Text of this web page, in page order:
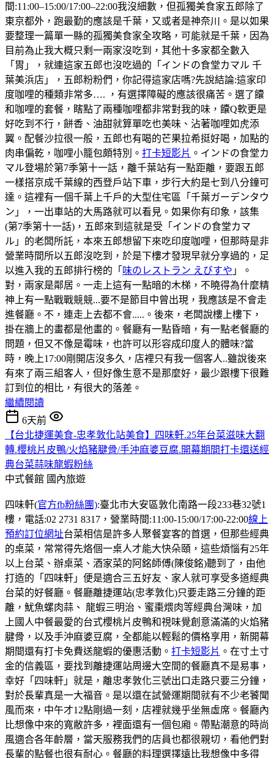
間:11:00–15:00/17:00–22:00我沒細數，但孤獨美食家五郎除了
東京都外，跑最勤的應該是千葉，又或者是神奈川。是以如果
要整理一篇單一縣的孤獨美食家全攻略，可能就是千葉，因為
目前為止我大概只剩一兩家沒吃到，其他十多家都全數入
「胃」，就連這家五郎也沒吃過的「インドの食堂カマル 千
葉美浜店」，五郎粉粉們，你記得這家店嗎?先說結論:這家印
度咖哩的種類非常多…. ，有選擇障礙的應該很痛苦。選了饢
和咖哩的套餐，瞎點了兩種咖哩都非常對我的味，饢Q軟更是
好吃到不行，餅香、油甜就算單吃也美味、沾著咖哩如虎添
翼。配餐沙拉很一般，五郎也有喝的芒果拉希挺好喝，加點的
肉串偏乾，咖哩小籠包頗特別。 打卡短影片 。インドの食堂カ
マル登場於第7季第十一話，離千葉站有一點距離，要跟五郎
一樣搭京成千葉線的西登戶站下車，步行大約是七到八分鐘可
達。這裡有一個千葉上千戶的大型住宅區「千葉ガーデンタウ
ン」，一出車站的大馬路就可以看見。如果你有印象，該集
(第7季第十一話)，五郎來到這就是受「インドの食堂カマ
ル」的老闆所託，本來五郎想留下來吃印度咖哩，但那時是非
營業時間所以五郎沒吃到，於是下樓才發現早就分享過的，足
以進入我的五郎排行榜的「 味のレストラン えびすや 」。
對，兩家是鄰居。一走上這有一點暗的木梯，不曉得為什麼精
神上有一點戰戰競競...要不是節目中曾出現，我應該是不會走
進餐廳。不，連走上去都不會.....。後來，老闆說樓上樓下，
掛在牆上的畫都是他畫的。餐廳有一點昏暗，有一點老餐廳的
問題，但又不像是霉味，也許可以形容成印度人的體味?當
時，晚上17:00剛開店沒多久，店裡只有我一個客人..雖說後來
有來了兩三組客人，但好像生意不是那麼好，最少跟樓下很難
訂到位的相比，有很大的落差。
繼續閱讀
6天前
【台北捷運美食-忠孝敦化站美食】四味軒.25年台菜滋味大翻
轉.櫻桃片皮鴨/火焰豬腱骨/手沖麻婆豆腐.開幕期間打卡還送經
典台菜蒜味龍蝦粉絲
中式餐館 國內旅遊
四味軒(官方fb粉絲團):臺北市大安區敦化南路一段233巷32號1
樓，電話:02 2731 8317，營業時間:11:00-15:00/17:00-22:00線上
預約訂位網址台菜相信是許多人聚餐宴客的首選，但那些經典
的桌菜，常常得先烙個一桌人才能大快朵頤，這些煩惱有25年
以上台菜、辦桌菜、酒家菜的阿銘師傅(陳俊銘)聽到了，由他
打造的「四味軒」便是適合三五好友、家人就可享受多道經典
台菜的好餐廳。餐廳離捷運站(忠孝敦化)只要走路三分鐘的距
離，魷魚螺肉蒜、 龍蝦三明治、蜜棗煨肉等經典台灣味，加
上國人中餐最愛的台式櫻桃片皮鴨和視味覺創意滿滿的火焰豬
腱骨，以及手沖麻婆豆腐，全都能以輕鬆的價格享用，新開幕
期間還有打卡免費送龍蝦的優惠活動。 打卡短影片 。在寸土寸
金的信義區，要找到離捷運站周邊大空間的餐廳真不是易事，
幸好「四味軒」就是，離忠孝敦化三號出口走路只要三分鐘，
對於長輩真是一大福音。是以還在試營運期間就有不少老饕聞
風而來，中午才12點剛過一刻，店裡就幾乎坐無虛席。餐廳內
比想像中來的寬敝許多，裡面還有一個包廂。帶點潮意的時尚
風適合各年齡層，當天服務我們的店員也都很親切，看他們對
長輩的點餐也很有耐心。餐廳的料理選擇遠比我想像中多得